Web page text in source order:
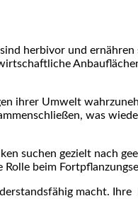
herbivor und
ihrer Umwelt
was
suchen gezielt nach
beim
macht. Ihre